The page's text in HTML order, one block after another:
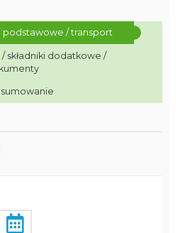
podstawowe / transport
składniki dodatkowe /